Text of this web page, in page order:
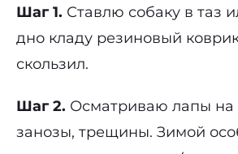
Шаг 1. Ставлю собаку в таз
дно кладу резиновый
скользил.
Шаг 2. Осматриваю лапы на
занозы, трещины. Зимой